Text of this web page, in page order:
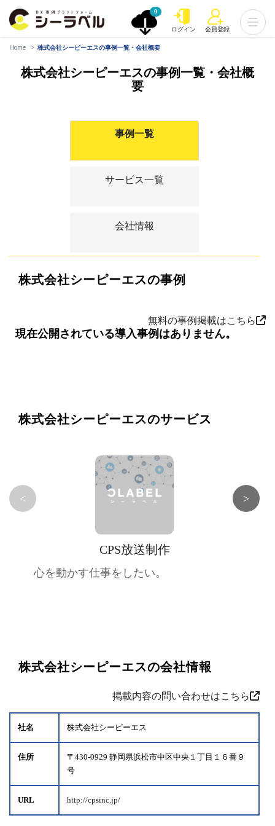
0
ログイン 会員登録
Home 株式会社シーピーエスの事例一覧・会社概要
株式会社シーピーエスの事例一覧・会社概
要
事例一覧
サービス一覧
会社情報
株式会社シーピーエスの事例
無料の事例掲載はこちら
現在公開されている導入事例はありません。
株式会社シーピーエスのサービス
CPS放送制作
心を動かす仕事をしたい。
< >
株式会社シーピーエスの会社情報
掲載内容の問い合わせはこちら
社名 株式会社シーピーエス
住所
〒430-0929 静岡県浜松市中区中央１丁目１６番９
号
URL http://cpsinc.jp/